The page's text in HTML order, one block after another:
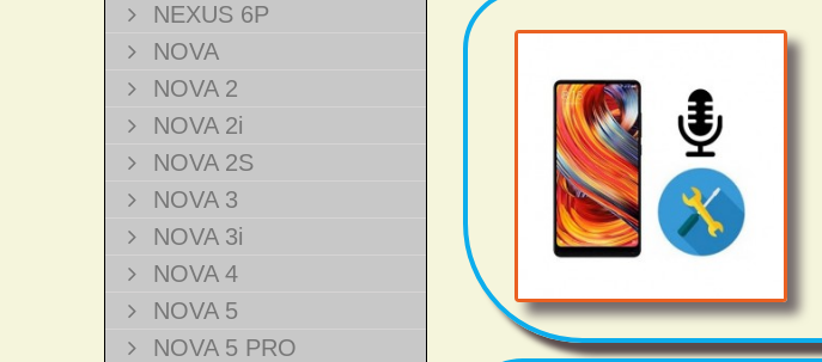
NEXUS 6P
NOVA
NOVA 2
NOVA 2i
NOVA 2S
NOVA 3
NOVA 3i
NOVA 4
NOVA 5
NOVA 5 PRO